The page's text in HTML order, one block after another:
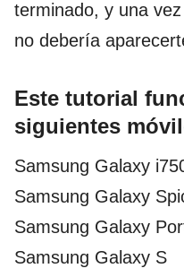
terminado, y una
no debería
Este tutorial
siguientes
Samsung Galaxy
Samsung Galaxy
Samsung Galaxy
Samsung Galaxy S